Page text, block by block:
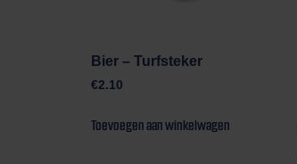
Bier – Turfsteker
€2.10
Toevoegen aan winkelwagen